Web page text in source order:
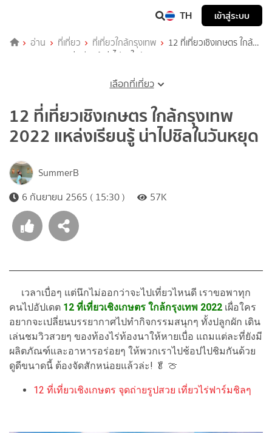
TH เข้าสู่ระบบ
อ่าน ที่เที่ยว ที่เที่ยวใกล้กรุงเทพ
12 ที่เที่ยวเชิงเกษตร ใกล้
กรุงเทพ 2022 แหล่งเรียนรู้ น่าไปชิลในวันหยุด
เลือกที่เที่ยว
12 ที่เที่ยวเชิงเกษตร ใกล้กรุงเทพ
2022 แหล่งเรียนรู้ น่าไปชิลในวันหยุด
SummerB
6 กันยายน 2565 ( 15:30 )
57K
เวลาเบื่อๆ แต่นึกไม่ออกว่าจะไปเที่ยวไหนดี เราขอพาทุก
คนไปอัปเดต 12 ที่เที่ยวเชิงเกษตร ใกล้กรุงเทพ 2022 เผื่อใคร
อยากจะเปลี่ยนบรรยากาศไปทำกิจกรรมสนุกๆ ทั้งปลูกผัก เดิน
เล่นชมวิวสวยๆ ของท้องไร่ท้องนาให้หายเบื่อ แถมแต่ละที่ยังมี
ผลิตภัณฑ์และอาหารอร่อยๆ ให้พวกเราไปช้อปไปชิมกันด้วย
ดูดีขนาดนี้ ต้องจัดสักหน่อยแล้วล่ะ! 🥬 🍈
12 ที่เที่ยวเชิงเกษตร จุดถ่ายรูปสวย เที่ยวไร่ฟาร์มชิลๆ